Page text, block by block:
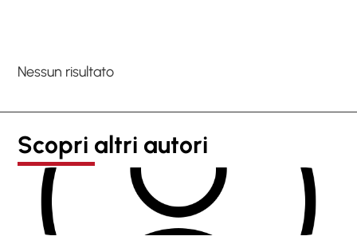
Nessun risultato
Scopri altri autori